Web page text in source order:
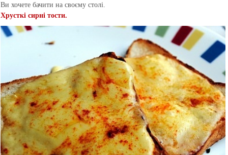
Ви хочете бачити на своєму столі.
Хрусткі сирні тости.